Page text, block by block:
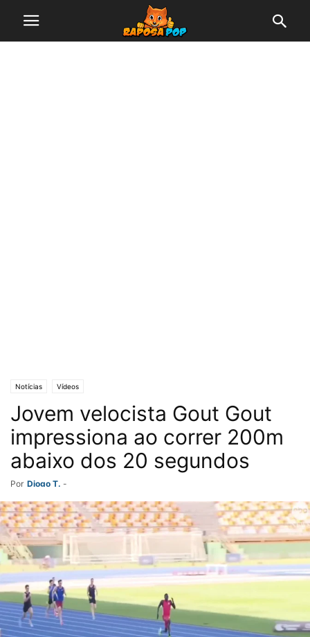
Notícias Vídeos
Jovem velocista Gout Gout
impressiona ao correr 200m
abaixo dos 20 segundos
Por Diogo T. -